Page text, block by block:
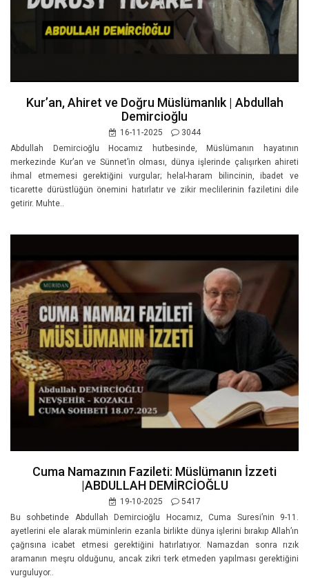
Kur’an, Ahiret ve Doğru Müslümanlık | Abdullah
Demircioğlu
16-11-2025
3044
Abdullah Demircioğlu Hocamız hutbesinde, Müslümanın hayatının
merkezinde Kur’an ve Sünnet’in olması, dünya işlerinde çalışırken ahireti
ihmal etmemesi gerektiğini vurgular; helal-haram bilincinin, ibadet ve
ticarette dürüstlüğün önemini hatırlatır ve zikir meclilerinin faziletini dile
getirir. Muhte..
Cuma Namazının Fazileti: Müslümanın İzzeti
|ABDULLAH DEMİRCİOĞLU
19-10-2025
5417
Bu sohbetinde Abdullah Demircioğlu Hocamız, Cuma Suresi’nin 9-11.
ayetlerini ele alarak müminlerin ezanla birlikte dünya işlerini bırakıp Allah’ın
çağrısına icabet etmesi gerektiğini hatırlatıyor. Namazdan sonra rızık
aramanın meşru olduğunu, ancak zikri terk etmeden yapılması gerektiğini
vurguluyor..